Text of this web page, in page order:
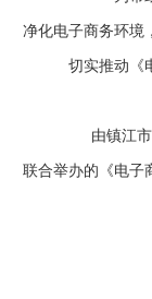
净化电子商务环境
切实推动《
由镇江
联合举办的《电子